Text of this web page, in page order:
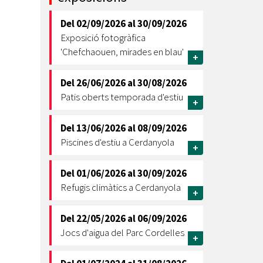
Ètica i Integritat
Retiment de Comptes
Accés a Informació Pública
Dades Obertes
Catàleg de Serveis i Tràmits
Equipaments
Mercats Municipals
Webs Municipals
Del02/09/2026al30/09/2026
Exposició fotogràfica
'Chefchaouen, mirades en blau'
+
Del26/06/2026al30/08/2026
Patis oberts temporada d'estiu
+
Del13/06/2026al08/09/2026
Piscines d'estiu a Cerdanyola
+
Del01/06/2026al30/09/2026
Refugis climàtics a Cerdanyola
+
Del22/05/2026al06/09/2026
Jocs d'aigua del Parc Cordelles
+